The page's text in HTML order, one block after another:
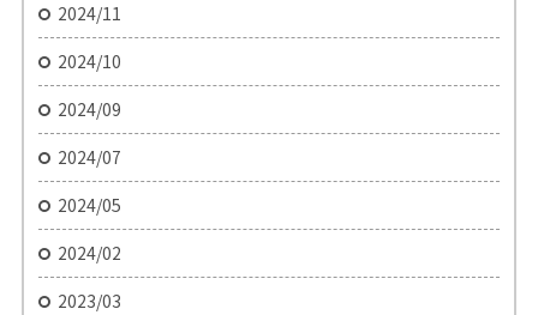
2024/11
2024/10
2024/09
2024/07
2024/05
2024/02
2023/03